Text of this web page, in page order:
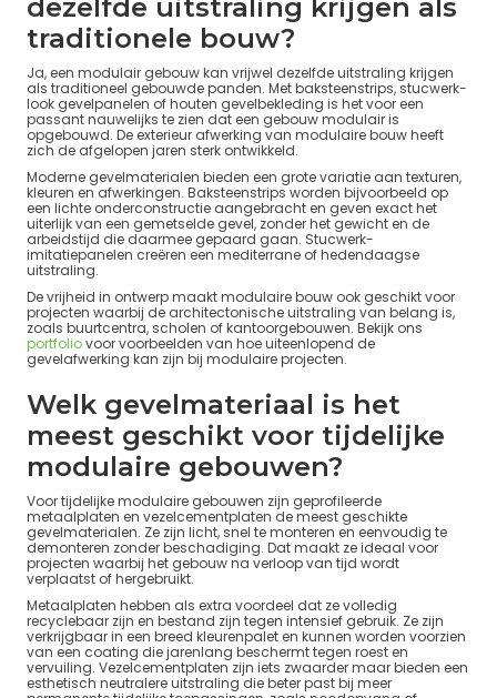
dezelfde uitstraling krijgen als
traditionele bouw?
Ja, een modulair gebouw kan vrijwel dezelfde uitstraling krijgen
als traditioneel gebouwde panden. Met baksteenstrips, stucwerk-
look gevelpanelen of houten gevelbekleding is het voor een
passant nauwelijks te zien dat een gebouw modulair is
opgebouwd. De exterieur afwerking van modulaire bouw heeft
zich de afgelopen jaren sterk ontwikkeld.
Moderne gevelmaterialen bieden een grote variatie aan texturen,
kleuren en afwerkingen. Baksteenstrips worden bijvoorbeeld op
een lichte onderconstructie aangebracht en geven exact het
uiterlijk van een gemetselde gevel, zonder het gewicht en de
arbeidstijd die daarmee gepaard gaan. Stucwerk-
imitatiepanelen creëren een mediterrane of hedendaagse
uitstraling.
De vrijheid in ontwerp maakt modulaire bouw ook geschikt voor
projecten waarbij de architectonische uitstraling van belang is,
zoals buurtcentra, scholen of kantoorgebouwen. Bekijk ons
portfoliovoor voorbeelden van hoe uiteenlopend de
gevelafwerking kan zijn bij modulaire projecten.
Welk gevelmateriaal is het
meest geschikt voor tijdelijke
modulaire gebouwen?
Voor tijdelijke modulaire gebouwen zijn geprofileerde
metaalplaten en vezelcementplaten de meest geschikte
gevelmaterialen. Ze zijn licht, snel te monteren en eenvoudig te
demonteren zonder beschadiging. Dat maakt ze ideaal voor
projecten waarbij het gebouw na verloop van tijd wordt
verplaatst of hergebruikt.
Metaalplaten hebben als extra voordeel dat ze volledig
recyclebaar zijn en bestand zijn tegen intensief gebruik. Ze zijn
verkrijgbaar in een breed kleurenpalet en kunnen worden voorzien
van een coating die jarenlang beschermt tegen roest en
vervuiling. Vezelcementplaten zijn iets zwaarder maar bieden een
esthetisch neutralere uitstraling die beter past bij meer